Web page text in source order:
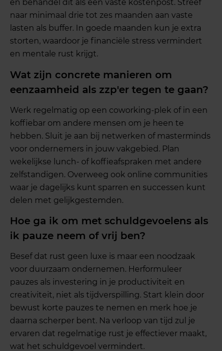
en behandel dit als een vaste kostenpost. Streef
naar minimaal drie tot zes maanden aan vaste
lasten als buffer. In goede maanden kun je extra
storten, waardoor je financiële stress vermindert
en mentale rust krijgt.
Wat zijn concrete manieren om
eenzaamheid als zzp'er tegen te gaan?
Werk regelmatig op een coworking-plek of in een
koffiebar om andere mensen om je heen te
hebben. Sluit je aan bij netwerken of masterminds
voor ondernemers in jouw vakgebied. Plan
wekelijkse lunch- of koffieafspraken met andere
zelfstandigen. Overweeg ook online communities
waar je dagelijks kunt sparren en successen kunt
delen met gelijkgestemden.
Hoe ga ik om met schuldgevoelens als
ik pauze neem of vrij ben?
Besef dat rust geen luxe is maar een noodzaak
voor duurzaam ondernemen. Herformuleer
pauzes als investering in je productiviteit en
creativiteit, niet als tijdverspilling. Start klein door
bewust korte pauzes te nemen en merk hoe je
daarna scherper bent. Na verloop van tijd zul je
ervaren dat regelmatige rust je effectiever maakt,
wat het schuldgevoel vermindert.